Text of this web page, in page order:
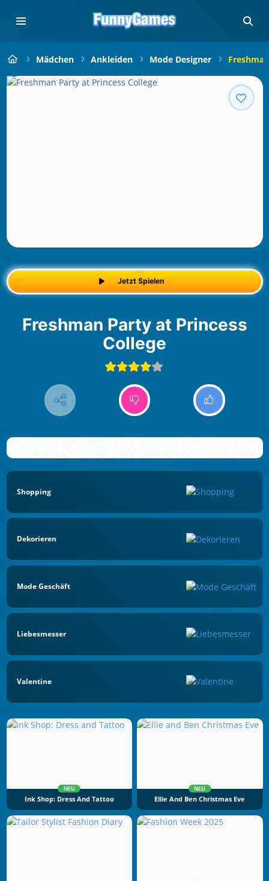
Mädchen Ankleiden Mode Designer
Jetzt Spielen
Freshman Party at Princess
College
Shopping
Dekorieren
Mode Geschäft
Liebesmesser
Valentine
NEU
Ink Shop: Dress And Tattoo
NEU
Ellie And Ben Christmas Eve